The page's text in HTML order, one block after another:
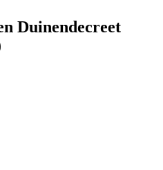
Duinendecreet